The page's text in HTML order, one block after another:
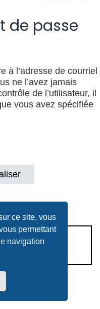
ce site, vous
permettant
navigation
de passe
à l’adresse de courriel
ne l’avez jamais
de l’utilisateur, il
vous avez spécifiée
PRIVÉE